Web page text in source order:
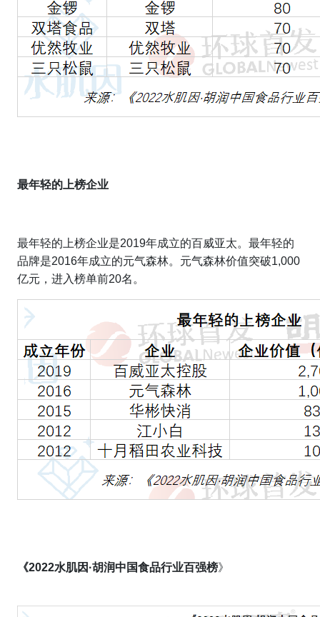
最年轻的上榜企业
最年轻的上榜企业是2019年成立的百威亚太。最年轻的
品牌是2016年成立的元气森林。元气森林价值突破1,000
亿元，进入榜单前20名。
《2022水肌因 ·胡润中国食品行业百强榜》